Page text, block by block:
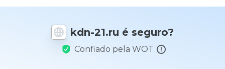
kdn-21.ru é seguro?
Confiado pela WOT
que